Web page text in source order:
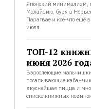
Японский минимализм,
Малайзию, буря в
Парагвае и кое-что ещё
июля.
ТОП-12
июня 2026
Взрослеющие
посапывающие
вкуснейшая пицца и
списке книжных